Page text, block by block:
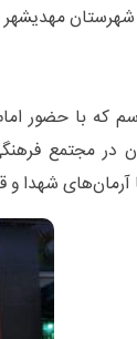
که با حضور
در مجتمع
آرمان‌های شهدا و